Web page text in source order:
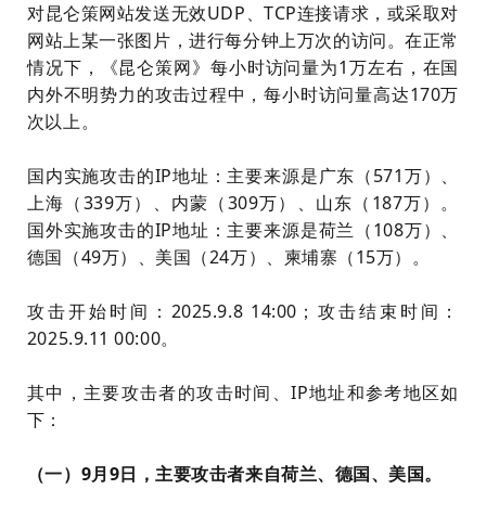
对昆仑策网站发送无效UDP、TCP连接请求，或采取对
网站上某一张图片，进行每分钟上万次的访问。在正常
情况下，《昆仑策网》每小时访问量为1万左右，在国
内外不明势力的攻击过程中，每小时访问量高达170万
次以上。
国内实施攻击的IP地址：主要来源是广东（571万）、
上海（339万）、内蒙（309万）、山东（187万）。
国外实施攻击的IP地址：主要来源是荷兰（108万）、
德国（49万）、美国（24万）、柬埔寨（15万）。
攻击开始时间：2025.9.8 14:00；攻击结束时间：
2025.9.11 00:00。
其中，主要攻击者的攻击时间、IP地址和参考地区如
下：
（一）9月9日，主要攻击者来自荷兰、德国、美国。